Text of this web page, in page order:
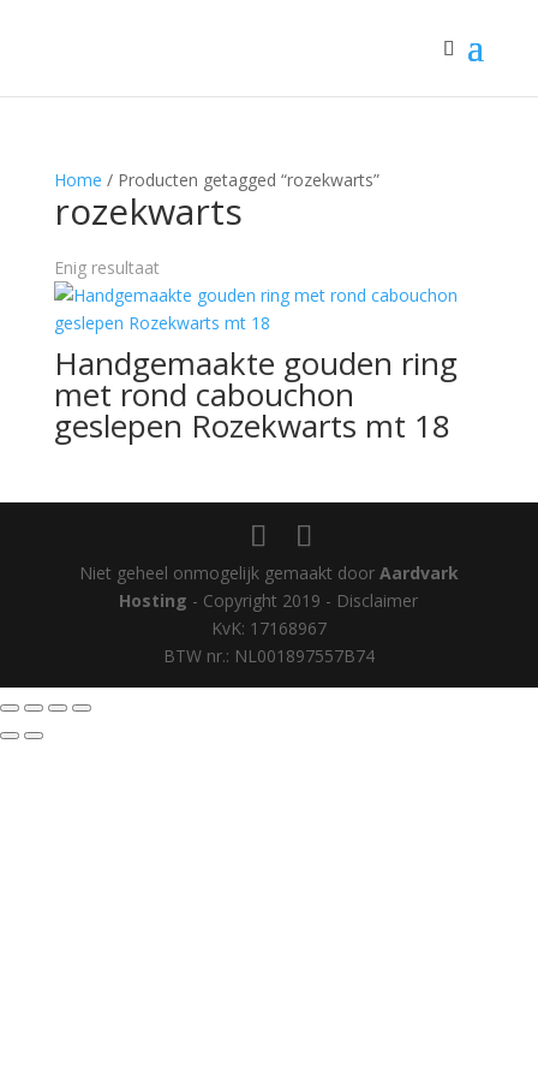
Home / Producten getagged “rozekwarts”
rozekwarts
Enig resultaat
Handgemaakte gouden ring
met rond cabouchon
geslepen Rozekwarts mt 18
Niet geheel onmogelijk gemaakt door Aardvark
Hosting - Copyright 2019 - Disclaimer
KvK: 17168967
BTW nr.: NL001897557B74